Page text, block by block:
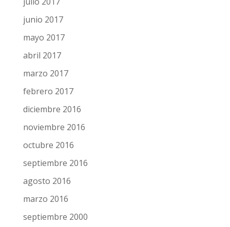
diciembre 2017
noviembre 2017
octubre 2017
septiembre 2017
agosto 2017
julio 2017
junio 2017
mayo 2017
abril 2017
marzo 2017
febrero 2017
diciembre 2016
noviembre 2016